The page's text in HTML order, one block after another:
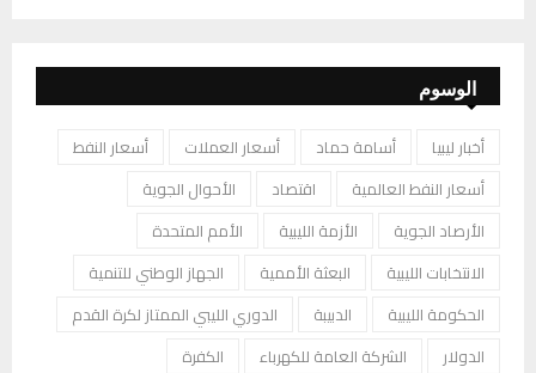
الوسوم
أخبار ليبيا أسامة حماد أسعار العملات
أسعار النفط
أسعار النفط العالمية
اقتصاد
الأحوال الجوية
الأرصاد الجوية
الأزمة الليبية
الأمم المتحدة
الانتخابات الليبية
البعثة الأممية
الجهاز الوطني للتنمية
الحكومة الليبية
الدبيبة
الدوري الليبي الممتاز لكرة القدم
الدولار
الشركة العامة للكهرباء
الكفرة